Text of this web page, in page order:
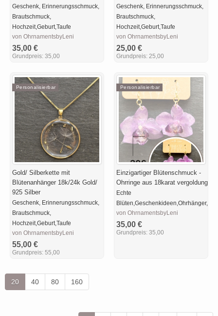
Geschenk, Erinnerungsschmuck,
Brautschmuck,
Hochzeit,Geburt,Taufe
von OhrnamentsbyLeni
35,00 €
Grundpreis: 35,00
Geschenk, Erinnerungsschmuck,
Brautschmuck,
Hochzeit,Geburt,Taufe
von OhrnamentsbyLeni
25,00 €
Grundpreis: 25,00
Personalisierbar
Gold/ Silberkette mit
Blütenanhänger 18k/24k Gold/
925 Silber
Geschenk, Erinnerungsschmuck,
Brautschmuck,
Hochzeit,Geburt,Taufe
von OhrnamentsbyLeni
55,00 €
Grundpreis: 55,00
Personalisierbar
Einzigartiger Blütenschmuck -
Ohrringe aus 18karat vergoldung
Echte
von OhrnamentsbyLeni
35,00 €
Grundpreis: 35,00
20 40 80 160